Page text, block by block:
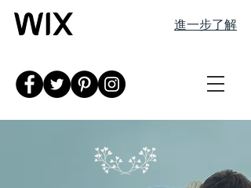
進一步了解